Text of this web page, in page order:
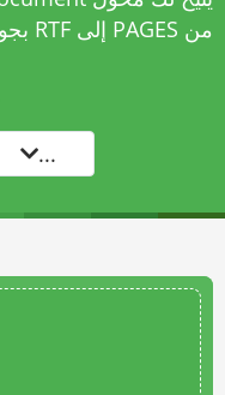
من PAGES إلى RTF بجودة عالية.
...